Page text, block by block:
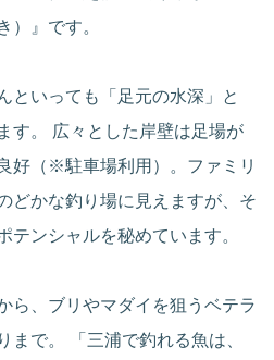
）』です。
といっても「足元の水深」と
す。 広々とした岸壁は足場が
好（※駐車場利用）。ファミリ
どかな釣り場に見えますが、そ
テンシャルを秘めています。
ら、ブリやマダイを狙うベテラ
まで。 「三浦で釣れる魚は、